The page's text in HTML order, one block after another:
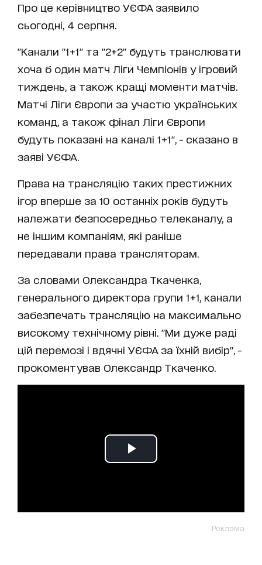
Про це керівництво УЄФА заявило
сьогодні, 4 серпня.
"Канали "1+1" та "2+2" будуть транслювати
хоча б один матч Ліги Чемпіонів у ігровий
тиждень, а також кращі моменти матчів.
Матчі Ліги Європи за участю українських
команд, а також фінал Ліги Європи
будуть показані на каналі 1+1", - сказано в
заяві УЄФА.
Права на трансляцію таких престижних
ігор вперше за 10 останніх років будуть
належати безпосередньо телеканалу, а
не іншим компаніям, які раніше
передавали права трансляторам
За словами Олександра Ткаченка,
генерального директора групи 1+1, канали
забезпечать трансляцію на максимально
високому технічному рівні. "Ми дуже раді
цій перемозі і вдячні УЄФА за їхній вибір", -
прокоментував Олександр Ткаченко.
Реклама